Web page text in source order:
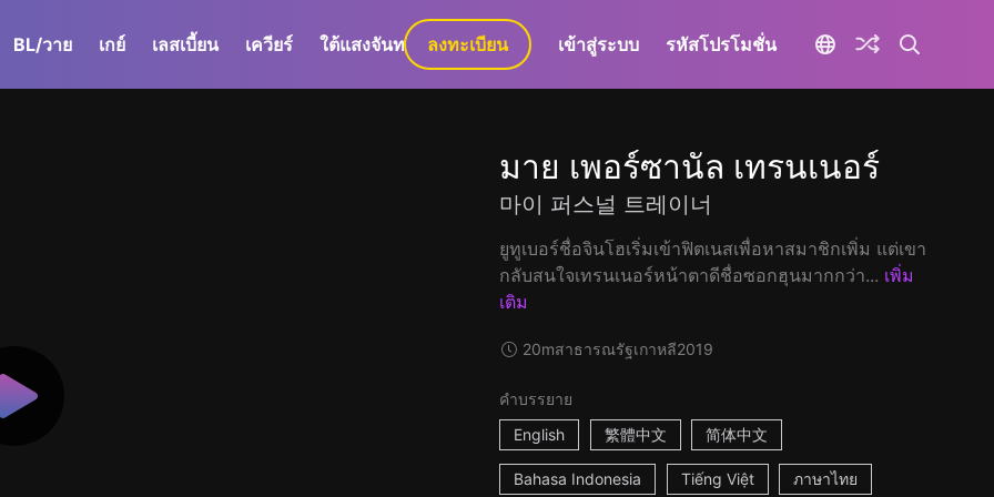
BL/วาย เกย์ เลสเบี้ยน เควียร์ ใต้แสงจันทร์ GaLa+
ลงทะเบียน เข้าสู่ระบบ รหัสโปรโมชั่น
มาย เพอร์ซานัล เทรนเนอร์
마이 퍼스널 트레이너
ยูทูเบอร์ชื่อจินโฮเริ่มเข้าฟิตเนสเพื่อหาสมาชิกเพิ่ม แต่เขา
กลับสนใจเทรนเนอร์หน้าตาดีชื่อซอกฮุนมากกว่า... เพิ่ม
เติม
20mสาธารณรัฐเกาหลี2019
คำบรรยาย
English
繁體中文 简体中文
Bahasa Indonesia Tiếng Việt ภาษาไทย